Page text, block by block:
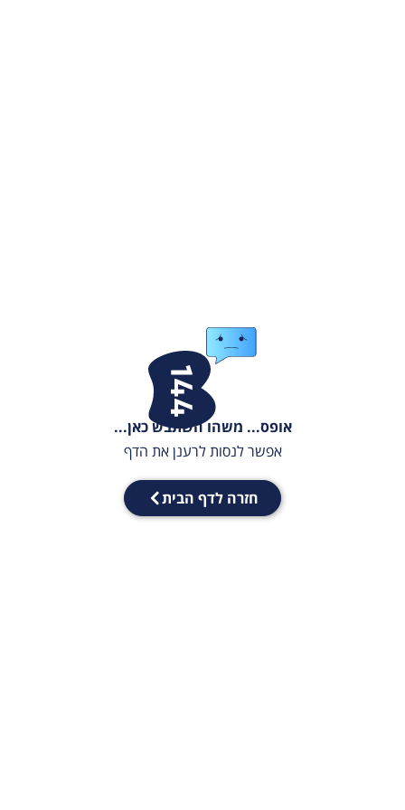
אופס... משהו השתבש כאן...
אפשר לנסות לרענן את הדף
חזרה לדף הבית